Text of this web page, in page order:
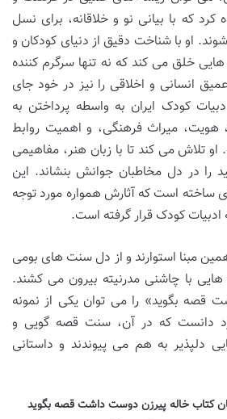
کرد که با بیانی نو و خلاقانه، برای نسل
او با شناخت دقیق از دنیای کودکان و
خلق می کند که نه تنها سرگرم کننده
انسانی و اخلاقی را نیز در خود جای
کودک ایران به واسطه پرداختن به
هویت، میراث فرهنگی، و اهمیت روابط
تلاش می کند تا با زبان هنر، مفاهیمی
را در دل مخاطبان جوانش بنشاند. این
ساخته است که آثارش همواره مورد توجه
ادبیات کودک قرار گرفته است.
همین مبنا استوارند و از دل سنت های بومی
با چاشنی مدرنیته بیرون می کشند.
قصه بگوید» را می توان یکی از نمونه
دانست که در آن، سنت قصه گویی و
دلپذیر به هم می پیوندند و داستانی
کتاب خاله پیرزن دوست داشت قصه بگوید